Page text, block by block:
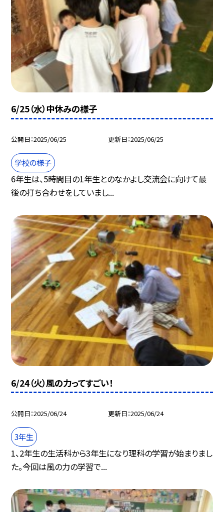
6/25（水）中休みの様子
公開日 2025/06/25 更新日 2025/06/25
学校の様子
6年生は、5時間目の1年生とのなかよし交流会に向けて最
後の打ち合わせをしていまし...
6/24（火）風の力ってすごい！
公開日 2025/06/24 更新日 2025/06/24
3年生
1、2年生の生活科から3年生になり理科の学習が始まりまし
た。今回は風の力の学習で...